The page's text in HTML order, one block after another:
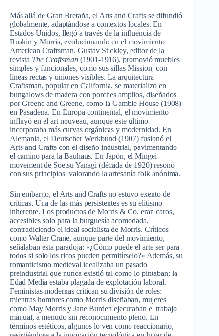
Más allá de Gran Bretaña, el Arts and Crafts se difundió
globalmente, adaptándose a contextos locales. En
Estados Unidos, llegó a través de la influencia de
Ruskin y Morris, evolucionando en el movimiento
American Craftsman. Gustav Stickley, editor de la
revista The Craftsman (1901-1916), promovió muebles
simples y funcionales, como sus sillas Mission, con
líneas rectas y uniones visibles. La arquitectura
Craftsman, popular en California, se materializó en
bungalows de madera con porches amplios, diseñados
por Greene and Greene, como la Gamble House (1908)
en Pasadena. En Europa continental, el movimiento
influyó en el art nouveau, aunque este último
incorporaba más curvas orgánicas y modernidad. En
Alemania, el Deutscher Werkbund (1907) fusionó el
Arts and Crafts con el diseño industrial, pavimentando
el camino para la Bauhaus. En Japón, el Mingei
movement de Soetsu Yanagi (década de 1920) resonó
con sus principios, valorando la artesanía folk anónima.
Sin embargo, el Arts and Crafts no estuvo exento de
críticas. Una de las más persistentes es su elitismo
inherente. Los productos de Morris & Co. eran caros,
accesibles solo para la burguesía acomodada,
contradiciendo el ideal socialista de Morris. Críticos
como Walter Crane, aunque parte del movimiento,
señalaban esta paradoja: «¿Cómo puede el arte ser para
todos si solo los ricos pueden permitírselo?» Además, su
romanticismo medieval idealizaba un pasado
preindustrial que nunca existió tal como lo pintaban; la
Edad Media estaba plagada de explotación laboral.
Feministas modernas critican su división de roles:
mientras hombres como Morris diseñaban, mujeres
como May Morris y Jane Burden ejecutaban el trabajo
manual, a menudo sin reconocimiento pleno. En
términos estéticos, algunos lo ven como reaccionario,